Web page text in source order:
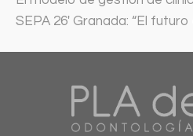
SEPA 26′ Granada: “El